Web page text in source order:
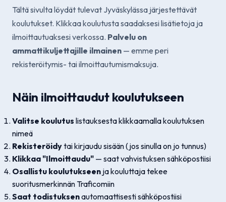
Tältä sivulta löydät tulevat Jyväskylässa järjestettävät
koulutukset. Klikkaa koulutusta saadaksesi lisätietoja ja
ilmoittautuaksesi verkossa. Palvelu on
ammattikuljettajille ilmainen — emme peri
rekisteröitymis- tai ilmoittautumismaksuja.
Näin ilmoittaudut koulutukseen
Valitse koulutus listauksesta klikkaamalla koulutuksen
nimeä
Rekisteröidytai kirjaudu sisään (jos sinulla on jo tunnus)
Klikkaa "Ilmoittaudu" — saat vahvistuksen sähköpostiisi
Osallistu koulutukseen ja kouluttaja tekee
suoritusmerkinnän Traficomiin
Saat todistuksenautomaattisesti sähköpostiisi